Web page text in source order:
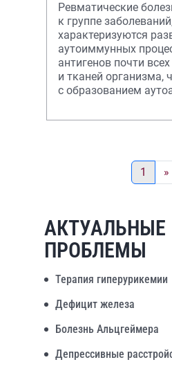
Ревматические
к группе
характеризуются
аутоиммунных
антигенов почти
и тканей организма,
с образованием
1 »
АКТУАЛЬНЫЕ
ПРОБЛЕМЫ
Терапия гиперурикемии
Дефицит железа
Болезнь Альцгеймера
Депрессивные